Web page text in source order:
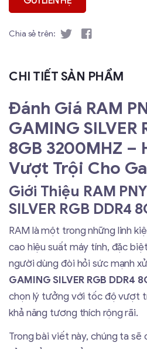
Chia sẻ trên:
CHI TIẾT SẢN PHẨM
Đánh Giá RAM
GAMING SILVER
8GB 3200MHZ –
Vượt Trội Cho
Giới Thiệu RAM
SILVER RGB DDR4
RAM là một trong những linh
cao hiệu suất máy tính, đặc
người dùng đòi hỏi sức mạnh
GAMING SILVER RGB DDR4
chọn lý tưởng với tốc độ vượt
khả năng tương thích rộng rãi.
Trong bài viết này, chúng ta